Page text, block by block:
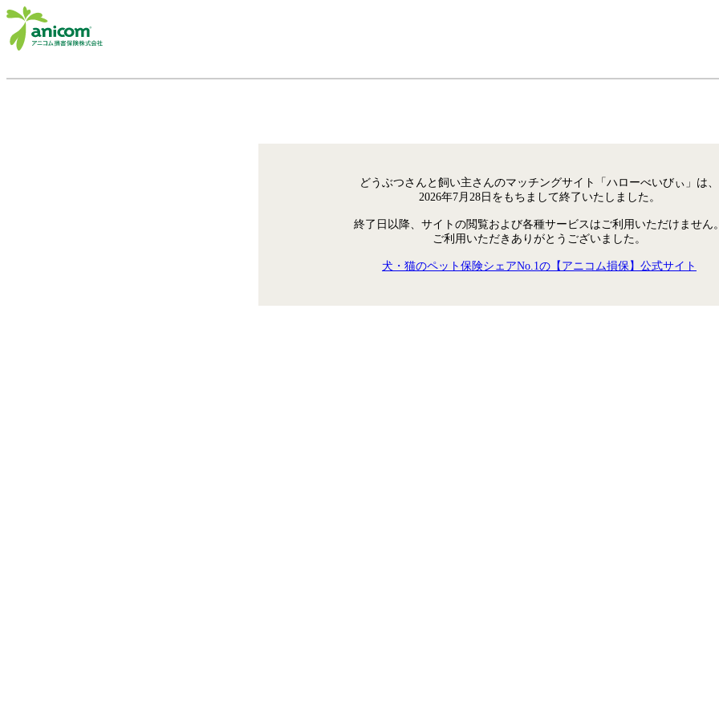
どうぶつさんと飼い主さんのマッチングサイト「ハローべいびぃ」は、
2026年7月28日をもちまして終了いたしました。
終了日以降、サイトの閲覧および各種サービスはご利用いただけません
ご利用いただきありがとうございました。
犬・猫のペット保険シェアNo.1の【アニコム損保】公式サイト